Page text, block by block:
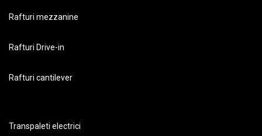
Rafturi mezzanine
Rafturi Drive-in
Rafturi cantilever
Transpaleti electrici